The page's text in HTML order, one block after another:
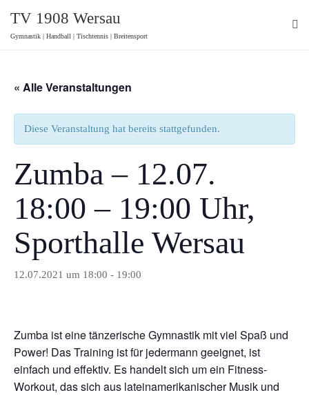
TV 1908 Wersau
Gymnastik | Handball | Tischtennis | Breitensport
« Alle Veranstaltungen
Diese Veranstaltung hat bereits stattgefunden.
Zumba – 12.07.
18:00 – 19:00 Uhr,
Sporthalle Wersau
12.07.2021 um 18:00 - 19:00
Zumba ist eine tänzerische Gymnastik mit viel Spaß und
Power! Das Training ist für jedermann geeignet, ist
einfach und effektiv. Es handelt sich um ein Fitness-
Workout, das sich aus lateinamerikanischer Musik und